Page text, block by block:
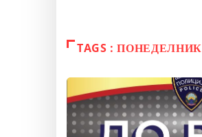
TAGS : ПОНЕДЕЛНИК